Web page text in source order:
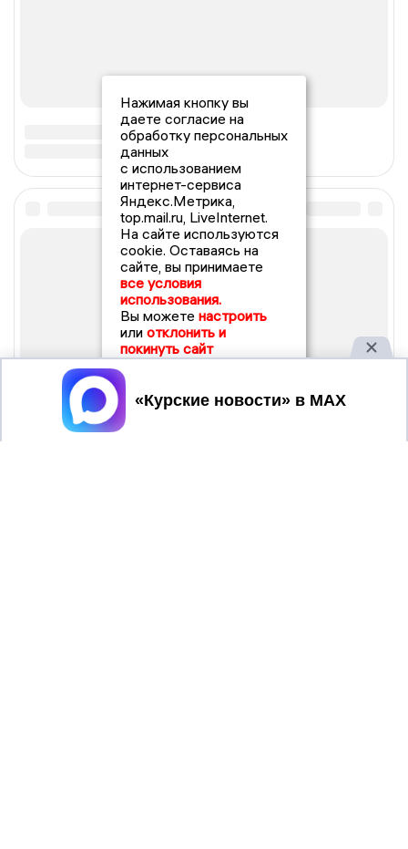
Нажимая кнопку вы
даете согласие на
обработку персональных
данных
с использованием
интернет-сервиса
Яндекс.Метрика,
top.mail.ru, LiveInternet.
На сайте используются
cookie. Оставаясь на
сайте, вы принимаете
все условия
использования.
Вы можете настроить
или отклонить и
покинуть сайт
Принять